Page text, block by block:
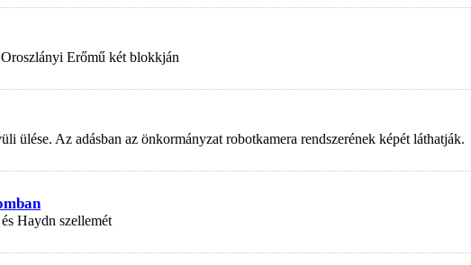
Erőmű két blokkján
ülése. Az adásban az önkormányzat robotkamera rendszerének képét láthatják.
Haydn szellemét